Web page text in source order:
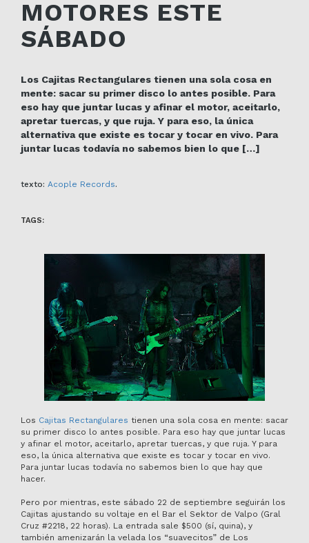
MOTORES ESTE
SÁBADO
Los Cajitas Rectangulares tienen una sola cosa en
mente: sacar su primer disco lo antes posible. Para
eso hay que juntar lucas y afinar el motor, aceitarlo,
apretar tuercas, y que ruja. Y para eso, la única
alternativa que existe es tocar y tocar en vivo. Para
juntar lucas todavía no sabemos bien lo que […]
texto: Acople Records.
TAGS:
Los Cajitas Rectangulares tienen una sola cosa en mente: sacar
su primer disco lo antes posible. Para eso hay que juntar lucas
y afinar el motor, aceitarlo, apretar tuercas, y que ruja. Y para
eso, la única alternativa que existe es tocar y tocar en vivo.
Para juntar lucas todavía no sabemos bien lo que hay que
hacer.
Pero por mientras, este sábado 22 de septiembre seguirán los
Cajitas ajustando su voltaje en el Bar el Sektor de Valpo (Gral
Cruz #2218, 22 horas). La entrada sale $500 (sí, quina), y
también amenizarán la velada los “suavecitos” de Los